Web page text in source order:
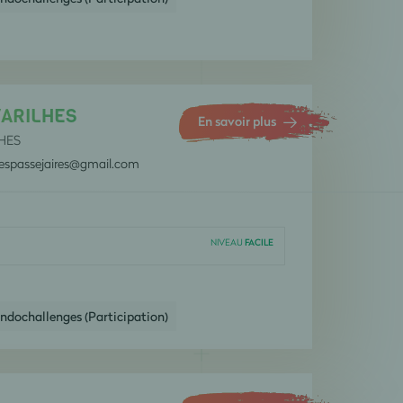
En savoir plus
NIVEAUFACILE
(Participation)